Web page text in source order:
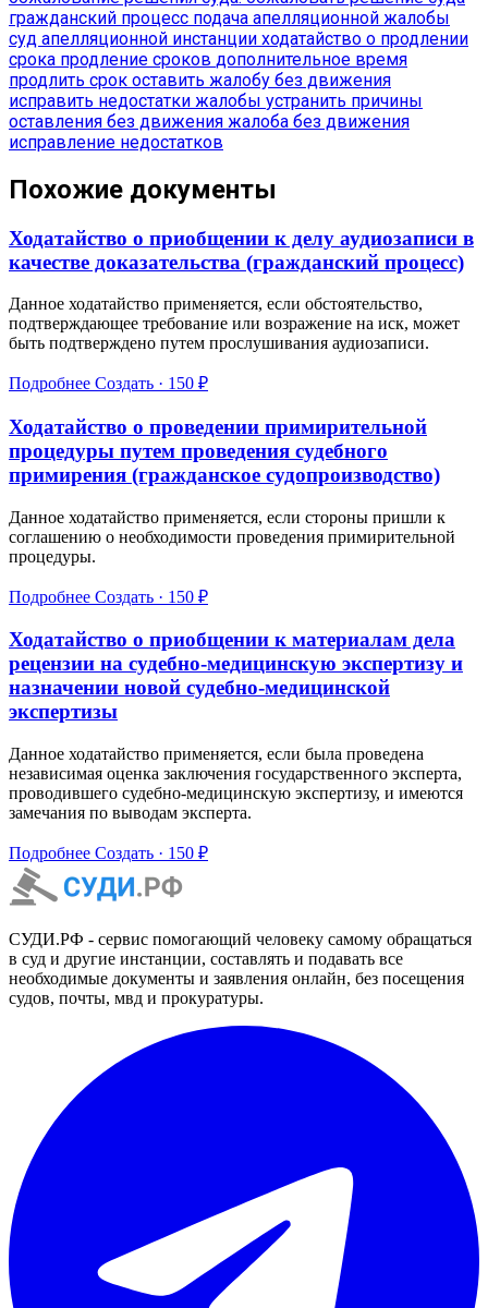
гражданский процесс подача апелляционной жалобы
суд апелляционной инстанции ходатайство о продлении
срока продление сроков дополнительное время
продлить срок оставить жалобу без движения
исправить недостатки жалобы устранить причины
оставления без движения жалоба без движения
исправление недостатков
Похожие документы
Ходатайство о приобщении к делу аудиозаписи в
качестве доказательства (гражданский процесс)
Данное ходатайство применяется, если обстоятельство,
подтверждающее требование или возражение на иск, может
быть подтверждено путем прослушивания аудиозаписи.
Подробнее Создать · 150 ₽
Ходатайство о проведении примирительной
процедуры путем проведения судебного
примирения (гражданское судопроизводство)
Данное ходатайство применяется, если стороны пришли к
соглашению о необходимости проведения примирительной
процедуры.
Подробнее Создать · 150 ₽
Ходатайство о приобщении к материалам дела
рецензии на судебно-медицинскую экспертизу и
назначении новой судебно-медицинской
экспертизы
Данное ходатайство применяется, если была проведена
независимая оценка заключения государственного эксперта,
проводившего судебно-медицинскую экспертизу, и имеются
замечания по выводам эксперта.
Подробнее Создать · 150 ₽
СУДИ.РФ - сервис помогающий человеку самому обращаться
в суд и другие инстанции, составлять и подавать все
необходимые документы и заявления онлайн, без посещения
судов, почты, мвд и прокуратуры.